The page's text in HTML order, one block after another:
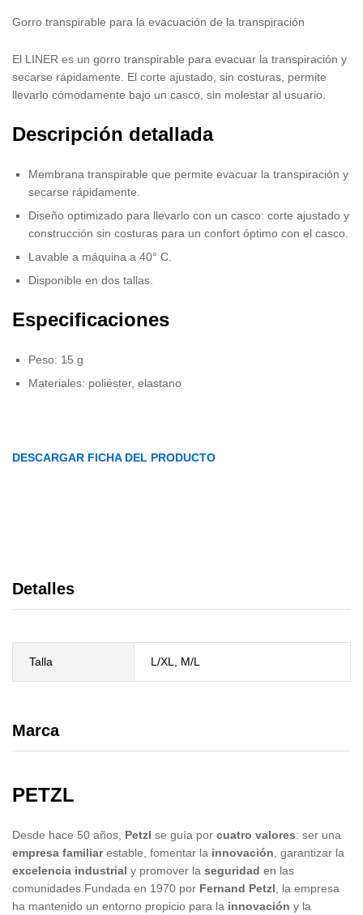
Gorro transpirable para la evacuación de la transpiración
El LINER es un gorro transpirable para evacuar la transpiración y
secarse rápidamente. El corte ajustado, sin costuras, permite
llevarlo cómodamente bajo un casco, sin molestar al usuario.
Descripción detallada
Membrana transpirable que permite evacuar la transpiración y
secarse rápidamente.
Diseño optimizado para llevarlo con un casco: corte ajustado y
construcción sin costuras para un confort óptimo con el casco.
Lavable a máquina a 40° C.
Disponible en dos tallas.
Especificaciones
Peso: 15 g
Materiales: poliéster, elastano
DESCARGAR FICHA DEL PRODUCTO
Detalles
Talla L/XL, M/L
Marca
PETZL
Desde hace 50 años, Petzl se guía por cuatro valores: ser una
empresa familiarestable, fomentar la innovación, garantizar la
excelencia industrial y promover la seguridad en las
comunidades.Fundada en 1970 por Fernand Petzl, la empresa
ha mantenido un entorno propicio para la innovación y la